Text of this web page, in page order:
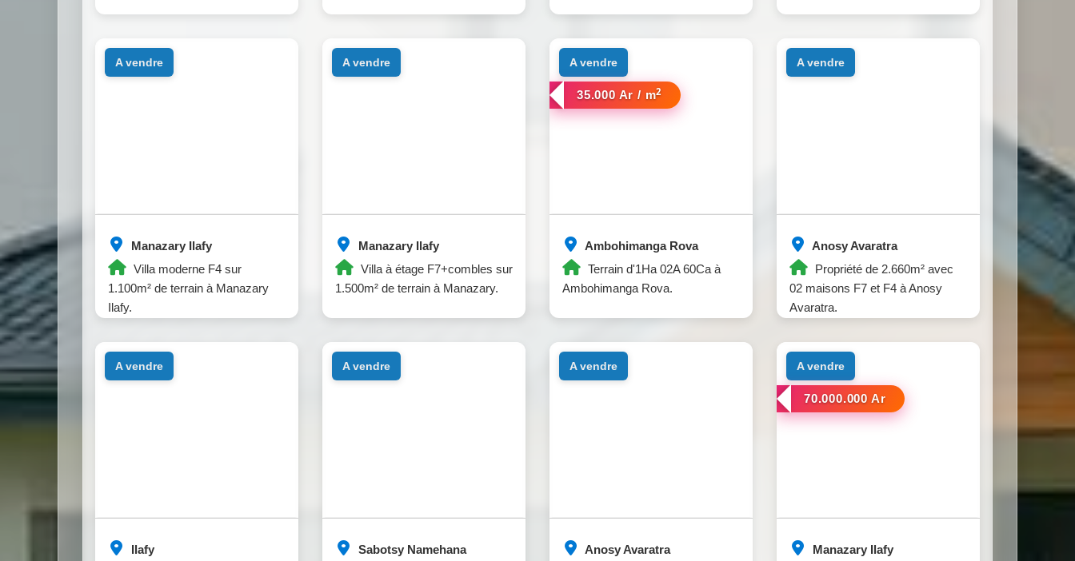
Manazary Ilafy
Villa moderne F4 sur
1.100m² de terrain à Manazary
Ilafy.
a vendre
Manazary Ilafy
Villa à étage F7+combles sur
1.500m² de terrain à Manazary.
a vendre
Ambohimanga Rova
Terrain d'1Ha 02A 60Ca à
Ambohimanga Rova.
a vendre
35.000 Ar / m2
Anosy Avaratra
Propriété de 2.660m² avec
02 maisons F7 et F4 à Anosy
Avaratra.
a vendre
Ilafy
a vendre
Sabotsy Namehana
a vendre
Anosy Avaratra
a vendre
Manazary Ilafy
a vendre
70.000.000 Ar